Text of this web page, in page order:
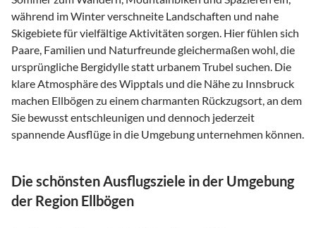
während im Winter verschneite Landschaften und nahe
Skigebiete für vielfältige Aktivitäten sorgen. Hier fühlen sich
Paare, Familien und Naturfreunde gleichermaßen wohl, die
ursprüngliche Bergidylle statt urbanem Trubel suchen. Die
klare Atmosphäre des Wipptals und die Nähe zu Innsbruck
machen Ellbögen zu einem charmanten Rückzugsort, an dem
Sie bewusst entschleunigen und dennoch jederzeit
spannende Ausflüge in die Umgebung unternehmen können.
Die schönsten Ausflugsziele in der Umgebung
der Region Ellbögen